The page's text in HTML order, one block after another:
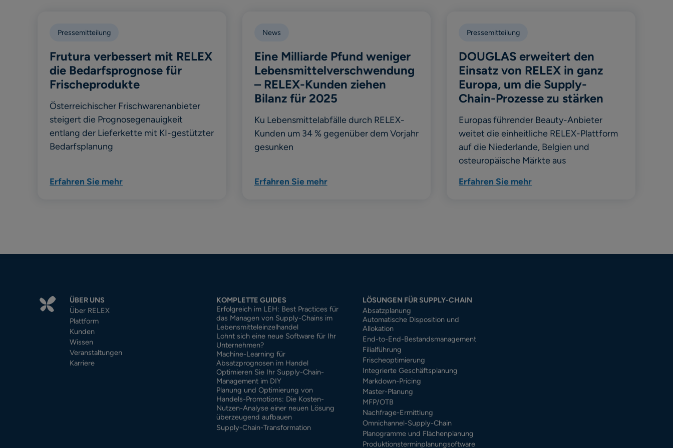
Pressemitteilung
Frutura verbessert mit RELEX
die Bedarfsprognose für
Frischeprodukte
Österreichischer Frischwarenanbieter
steigert die Prognosegenauigkeit
entlang der Lieferkette mit KI-gestützter
Bedarfsplanung
Erfahren Sie mehr
News
Eine Milliarde Pfund weniger
Lebensmittelverschwendung
– RELEX-Kunden ziehen
Bilanz für 2025
Ku Lebensmittelabfälle durch RELEX-
Kunden um 34 % gegenüber dem Vorjahr
gesunken
Erfahren Sie mehr
Pressemitteilung
DOUGLAS erweitert den
Einsatz von RELEX in ganz
Europa, um die Supply-
Chain-Prozesse zu stärken
Europas führender Beauty-Anbieter
weitet die einheitliche RELEX-Plattform
auf die Niederlande, Belgien und
osteuropäische Märkte aus
Erfahren Sie mehr
ÜBER UNS
Über RELEX
Plattform
Kunden
Wissen
Veranstaltungen
Karriere
KOMPLETTE GUIDES
Erfolgreich im LEH: Best Practices für
das Managen von Supply-Chains im
Lebensmitteleinzelhandel
Lohnt sich eine neue Software für Ihr
Unternehmen?
Machine-Learning für
Absatzprognosen im Handel
Optimieren Sie Ihr Supply-Chain-
Management im DIY
Planung und Optimierung von
Handels-Promotions: Die Kosten-
Nutzen-Analyse einer neuen Lösung
überzeugend aufbauen
Supply-Chain-Transformation
LÖSUNGEN FÜR SUPPLY-CHAIN
Absatzplanung
Automatische Disposition und
Allokation
End-to-End-Bestandsmanagement
Filialführung
Frischeoptimierung
Integrierte Geschäftsplanung
Markdown-Pricing
Master-Planung
MFP/OTB
Nachfrage-Ermittlung
Omnichannel-Supply-Chain
Planogramme und Flächenplanung
Produktionsterminplanungsoftware